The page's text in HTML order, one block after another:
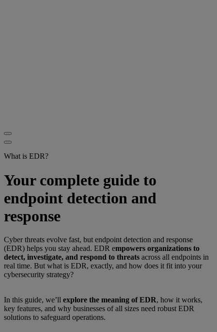
What is EDR?
Your complete guide to
endpoint detection and
response
Cyber threats evolve fast, but endpoint detection and response
(EDR) helps you stay ahead. EDR empowers organizations to
detect, investigate, and respond to threats across all endpoints in
real time. But what is EDR, exactly, and how does it fit into your
cybersecurity strategy?
In this guide, we’ll explore the meaning of EDR, how it works,
key features, and why businesses of all sizes need robust EDR
solutions to safeguard operations.